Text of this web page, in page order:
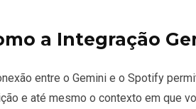
a Integração
entre o Gemini e o Spotify
e até mesmo o contexto em que